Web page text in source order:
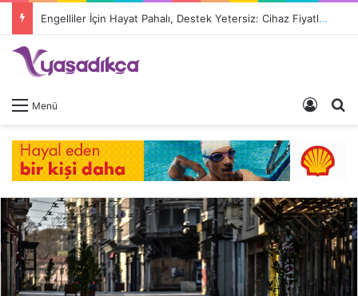
Engelliler İçin Hayat Pahalı, Destek Yetersiz: Cihaz Fiyatları 9 Kat Arttı, Devlet Katkısı Eriyor
Menü Giriş